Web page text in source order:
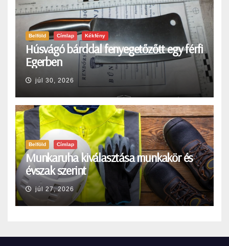
Belföld Címlap Kékfény
Húsvágó bárddal fenyegetőzőtt egy férfi
Egerben
júl 30, 2026
Belföld Címlap
Munkaruha kiválasztása munkakör és
évszak szerint
júl 27, 2026